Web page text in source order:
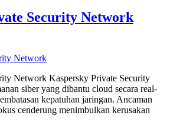
Security Network
Network
Network Kaspersky Private Security
siber yang dibantu cloud secara real-
kepatuhan jaringan. Ancaman
cenderung menimbulkan kerusakan